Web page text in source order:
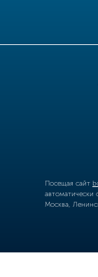
Посещая сайт
автоматически
Москва,